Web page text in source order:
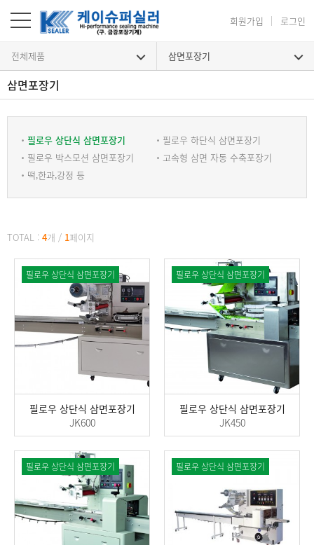
회원가입 로그인
전체제품 삼면포장기
삼면포장기
삼면포장기
필로우 상단식 삼면포장기
필로우 하단식 삼면포장기
필로우 박스모션 삼면포장기
고속형 삼면 자동 수축포장기
떡,한과,강정 등
TOTAL : 4개 / 1페이지
필로우 상단식 삼면포장기
JK600
필로우 상단식 삼면포장기
필로우 상단식 삼면포장기
JK450
필로우 상단식 삼면포장기
필로우 상단식 삼면포장기 필로우 상단식 삼면포장기